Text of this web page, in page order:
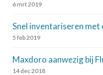
6 mrt 2019
Snel inventariseren met
5 feb 2019
Maxdoro aanwezig bij
14 dec 2018